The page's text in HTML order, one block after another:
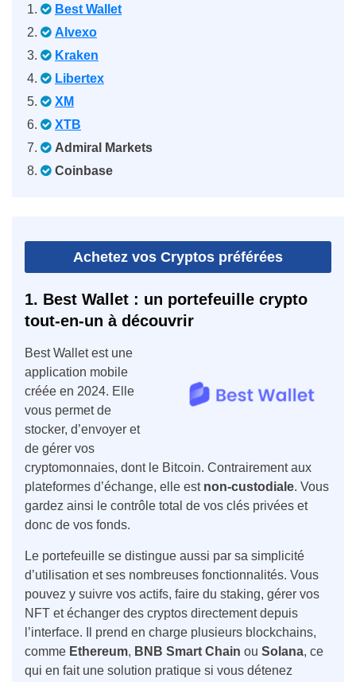
Best Wallet
Alvexo
Kraken
Libertex
XM
XTB
Admiral Markets
Coinbase
Achetez vos Cryptos préférées
1. Best Wallet : un portefeuille crypto
tout-en-un à découvrir
Best Wallet est une
application mobile
créée en 2024. Elle
vous permet de
stocker, d’envoyer et
de gérer vos
cryptomonnaies, dont le Bitcoin. Contrairement aux
plateformes d’échange, elle est non-custodiale. Vous
gardez ainsi le contrôle total de vos clés privées et
donc de vos fonds.
Le portefeuille se distingue aussi par sa simplicité
d’utilisation et ses nombreuses fonctionnalités. Vous
pouvez y suivre vos actifs, faire du staking, gérer vos
NFT et échanger des cryptos directement depuis
l’interface. Il prend en charge plusieurs blockchains,
comme Ethereum, BNB Smart Chain ou Solana, ce
qui en fait une solution pratique si vous détenez